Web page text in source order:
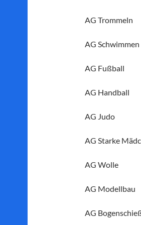
AG Trommeln
AG Schwimmen
AG Fußball
AG Handball
AG Judo
AG Starke
AG Wolle
AG Modellbau
AG